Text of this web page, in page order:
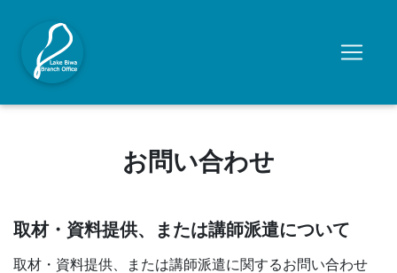
お問い合わせ
取材・資料提供、または講師派遣について
取材・資料提供、または講師派遣に関するお問い合わせ